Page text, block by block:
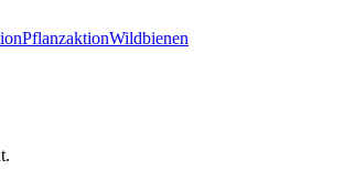
PflanzaktionWildbienen